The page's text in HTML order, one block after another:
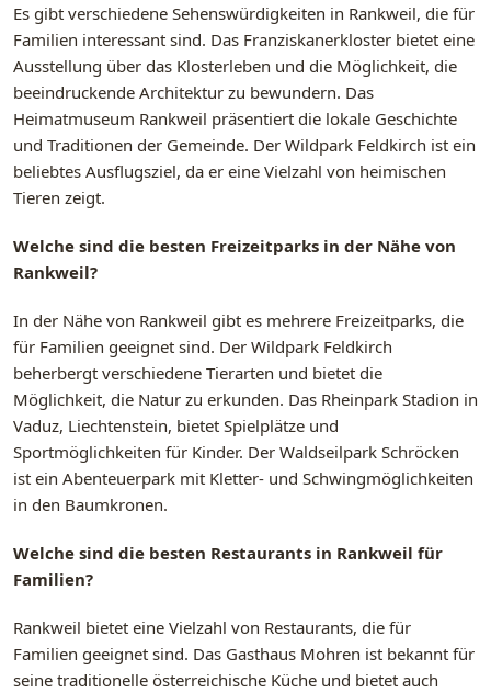
Es gibt verschiedene Sehenswürdigkeiten in Rankweil, die für
Familien interessant sind. Das Franziskanerkloster bietet eine
Ausstellung über das Klosterleben und die Möglichkeit, die
beeindruckende Architektur zu bewundern. Das
Heimatmuseum Rankweil präsentiert die lokale Geschichte
und Traditionen der Gemeinde. Der Wildpark Feldkirch ist ein
beliebtes Ausflugsziel, da er eine Vielzahl von heimischen
Tieren zeigt.
Welche sind die besten Freizeitparks in der Nähe von
Rankweil?
In der Nähe von Rankweil gibt es mehrere Freizeitparks, die
für Familien geeignet sind. Der Wildpark Feldkirch
beherbergt verschiedene Tierarten und bietet die
Möglichkeit, die Natur zu erkunden. Das Rheinpark Stadion in
Vaduz, Liechtenstein, bietet Spielplätze und
Sportmöglichkeiten für Kinder. Der Waldseilpark Schröcken
ist ein Abenteuerpark mit Kletter- und Schwingmöglichkeiten
in den Baumkronen.
Welche sind die besten Restaurants in Rankweil für
Familien?
Rankweil bietet eine Vielzahl von Restaurants, die für
Familien geeignet sind. Das Gasthaus Mohren ist bekannt für
seine traditionelle österreichische Küche und bietet auch